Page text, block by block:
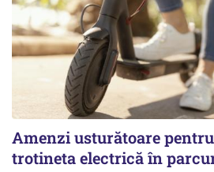
Amenzi usturătoare
trotineta electrică în